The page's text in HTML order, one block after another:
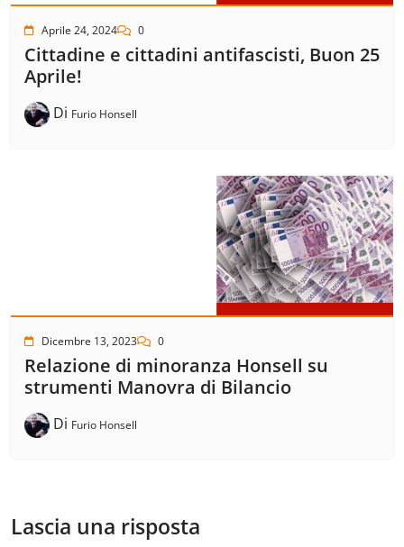
Aprile 24, 2024 0
Cittadine e cittadini antifascisti, Buon 25
Aprile!
Di Furio Honsell
Dicembre 13, 2023 0
Relazione di minoranza Honsell su
strumenti Manovra di Bilancio
Di Furio Honsell
Lascia una risposta